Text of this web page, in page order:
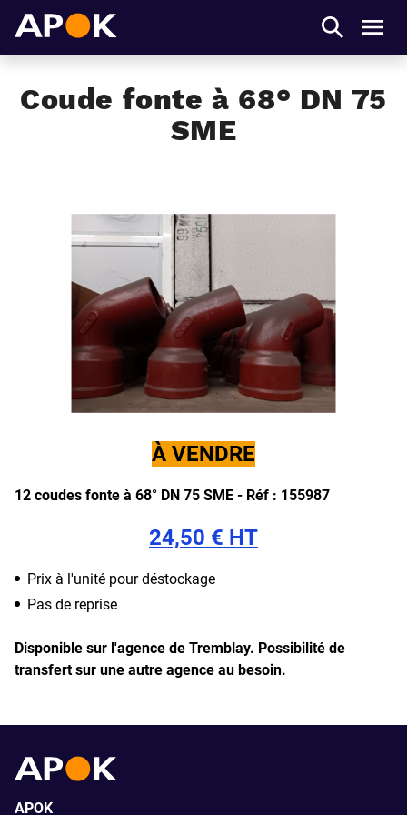
Coude fonte à 68° DN 75
SME
À VENDRE
12 coudes fonte à 68° DN 75 SME - Réf : 155987
24,50 € HT
Prix à l'unité pour déstockage
Pas de reprise
Disponible sur l'agence de Tremblay. Possibilité de
transfert sur une autre agence au besoin.
APOK